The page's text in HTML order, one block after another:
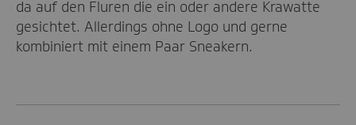
da auf den Fluren die ein oder andere Krawatte
gesichtet. Allerdings ohne Logo und gerne
kombiniert mit einem Paar Sneakern.